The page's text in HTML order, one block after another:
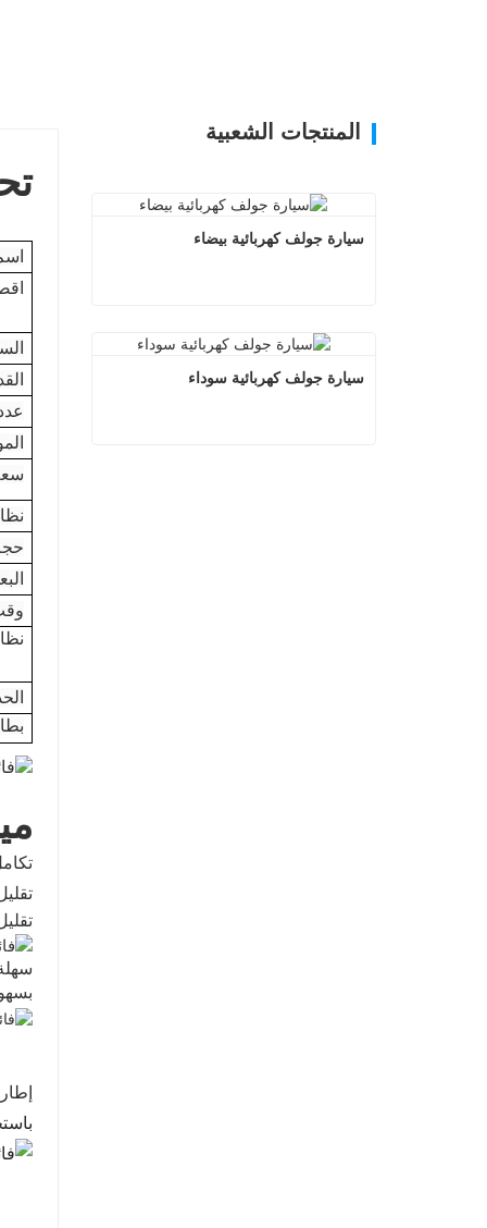
المنتجات الشعبية
سيارة جولف كهربائية بيضاء
اتصل الآن
سيارة جولف كهربائية سوداء